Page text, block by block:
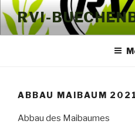
Zum
Inhalt
springen
RVI-
ABBAU MAIBAUM 2021
Abbau des Maibaumes